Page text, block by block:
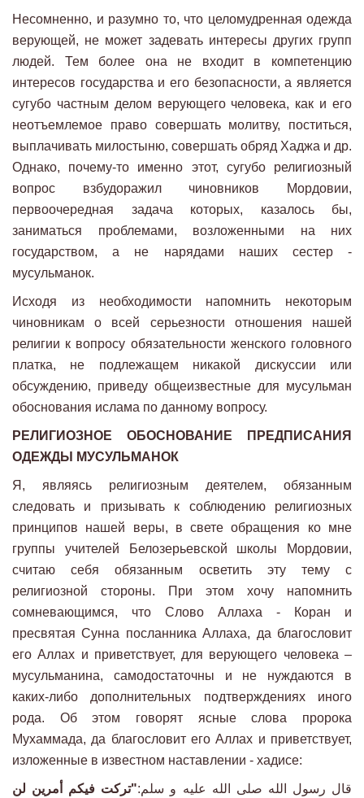
Несомненно, и разумно то, что целомудренная одежда
верующей, не может задевать интересы других групп
людей. Тем более она не входит в компетенцию
интересов государства и его безопасности, а является
сугубо частным делом верующего человека, как и его
неотъемлемое право совершать молитву, поститься,
выплачивать милостыню, совершать обряд Хаджа и др.
Однако, почему-то именно этот, сугубо религиозный
вопрос взбудоражил чиновников Мордовии,
первоочередная задача которых, казалось бы,
заниматься проблемами, возложенными на них
государством, а не нарядами наших сестер -
мусульманок.
Исходя из необходимости напомнить некоторым
чиновникам о всей серьезности отношения нашей
религии к вопросу обязательности женского головного
платка, не подлежащем никакой дискуссии или
обсуждению, приведу общеизвестные для мусульман
обоснования ислама по данному вопросу.
РЕЛИГИОЗНОЕ ОБОСНОВАНИЕ ПРЕДПИСАНИЯ
ОДЕЖДЫ МУСУЛЬМАНОК
Я, являясь религиозным деятелем, обязанным
следовать и призывать к соблюдению религиозных
принципов нашей веры, в свете обращения ко мне
группы учителей Белозерьевской школы Мордовии,
считаю себя обязанным осветить эту тему с
религиозной стороны. При этом хочу напомнить
сомневающимся, что Слово Аллаха - Коран и
пресвятая Сунна посланника Аллаха, да благословит
его Аллах и приветствует, для верующего человека –
мусульманина, самодостаточны и не нуждаются в
каких-либо дополнительных подтверждениях иного
рода. Об этом говорят ясные слова пророка
Мухаммада, да благословит его Аллах и приветствует,
изложенные в известном наставлении - хадисе:
قال رسول الله صلى الله عليه و سلم:"تركت فيكم أمرين لن